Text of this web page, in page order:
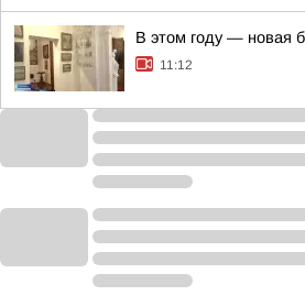
В этом году — новая
11:12